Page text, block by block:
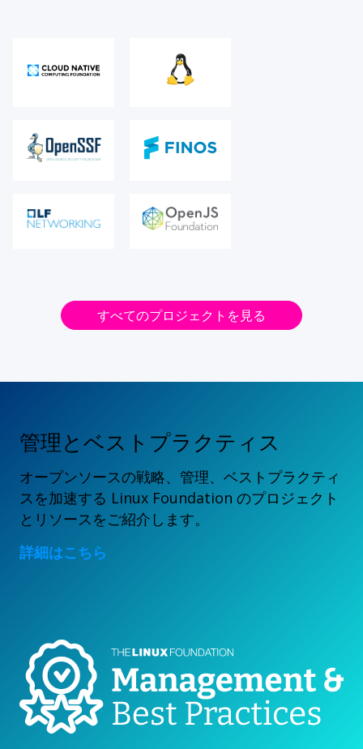
すべてのプロジェクトを見る
管理とベストプラクティス
オープンソースの戦略、管理、ベストプラクティ
スを加速する Linux Foundation のプロジェクト
とリソースをご紹介します。
詳細はこちら